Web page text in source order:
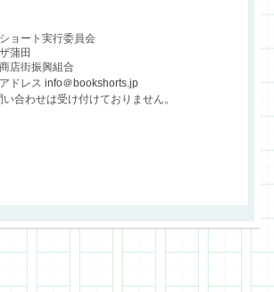
ョート実行委員会
蒲田
店街振興組合
ドレス info＠bookshorts.jp
合わせは受け付けておりません。